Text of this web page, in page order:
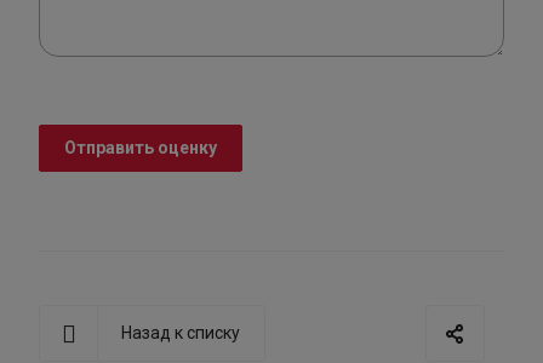
Отправить оценку
Назад к списку